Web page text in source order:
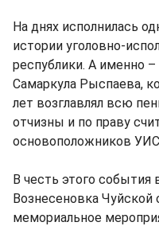
На днях исполнилась
истории уголовно-
республики. А именно
Самаркула Рыспаева,
лет возглавлял всю
отчизны и по праву
основоположников
В честь этого
Вознесеновка Чуйской
мемориальное